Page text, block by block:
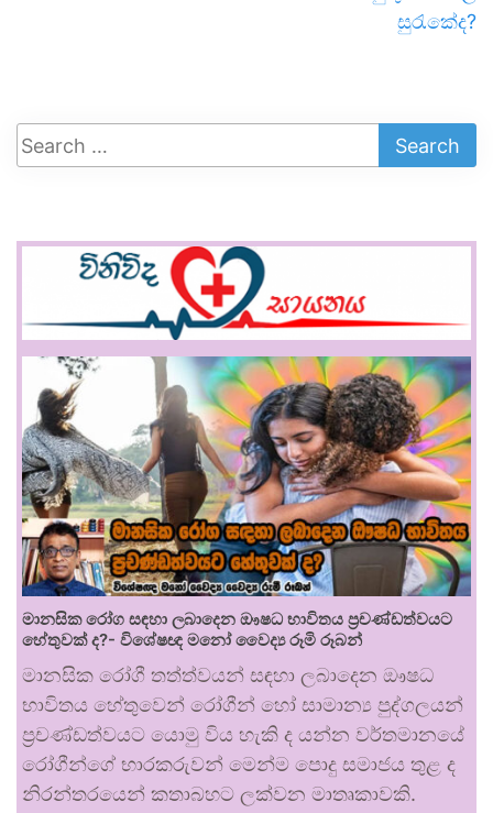
සුරැකේද?
මානසික රෝග සඳහා ලබාදෙන ඖෂධ භාවිතය ප්‍රචණ්ඩත්වයට
හේතුවක් ද?- විශේෂඥ මනෝ වෛද්‍ය රූමි රූබන්
මානසික රෝගී තත්ත්වයන් සඳහා ලබාදෙන ඖෂධ
භාවිතය හේතුවෙන් රෝගීන් හෝ සාමාන්‍ය පුද්ගලයන්
ප්‍රචණ්ඩත්වයට යොමු විය හැකි ද යන්න වර්තමානයේ
රෝගීන්ගේ භාරකරුවන් මෙන්ම පොදු සමාජය තුළ ද
නිරන්තරයෙන් කතාබහට ලක්වන මාතෘකාවකි.